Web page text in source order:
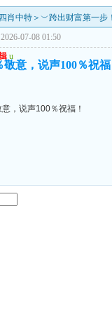
肖中特＞︶跨出财富第一步
07-08 01:50
u
敬意，说声100％祝
，说声100％祝福！